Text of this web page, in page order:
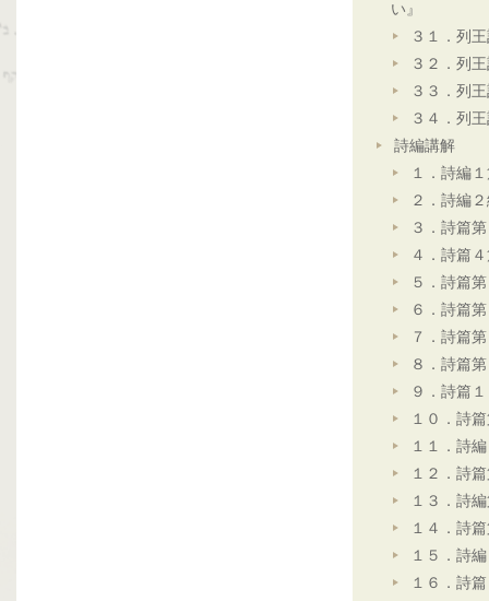
い』
３１．列
３２．列
３３．列
３４．列
詩編講解
１．詩編
２．詩編
３．詩篇
４．詩篇
５．詩篇
６．詩篇
７．詩篇
８．詩篇
９．詩篇
１０．詩
１１．詩
１２．詩
１３．詩
１４．詩
１５．詩
１６．詩